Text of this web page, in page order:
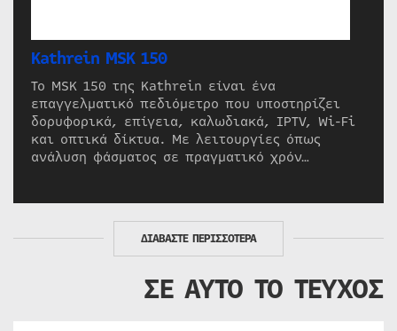
Kathrein MSK 150
Το MSK 150 της Kathrein είναι ένα
επαγγελματικό πεδιόμετρο που υποστηρίζει
δορυφορικά, επίγεια, καλωδιακά, IPTV, Wi-Fi
και οπτικά δίκτυα. Με λειτουργίες όπως
ανάλυση φάσματος σε πραγματικό χρόν…
ΔΙΑΒΑΣΤΕ ΠΕΡΙΣΣΟΤΕΡΑ
ΣΕ ΑΥΤΟ ΤΟ ΤΕΥΧΟΣ